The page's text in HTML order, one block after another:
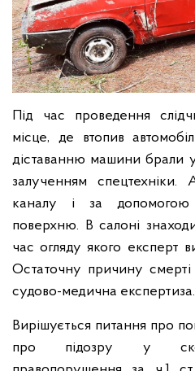
Під час проведення
місце, де втопив
діставанню машини брали
залученням спецтехніки.
каналу і за допомогою
поверхню. В салоні
час огляду якого експерт
Остаточну причину смерті
судово-медична
Вирішується питання про
про підозру у